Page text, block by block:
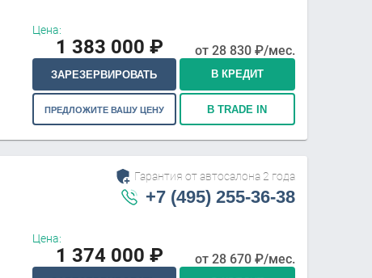
Цена:
1 383 000 ₽ от 28 830₽/мес.
ЗАРЕЗЕРВИРОВАТЬ В КРЕДИТ
ПРЕДЛОЖИТЕ ВАШУ ЦЕНУ В TRADE IN
Гарантия от автосалона 2 года
+7 (495) 255-36-38
Цена:
1 374 000 ₽ от 28 670₽/мес.